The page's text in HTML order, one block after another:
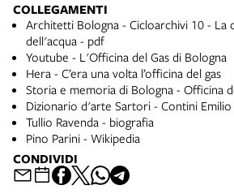
COLLEGAMENTI
Architetti Bologna - Cicloarchivi 10 - La
dell'acqua - pdf
Youtube - L'Officina del Gas di Bologna
Hera - C’era una volta l’officina del gas
Storia e memoria di Bologna - Officina
Dizionario d'arte Sartori - Contini
Tullio Ravenda - biografia
Pino Parini - Wikipedia
CONDIVIDI